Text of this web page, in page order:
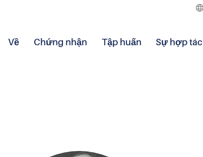
Về Chứng nhận Tập huấn Sự hợp tác